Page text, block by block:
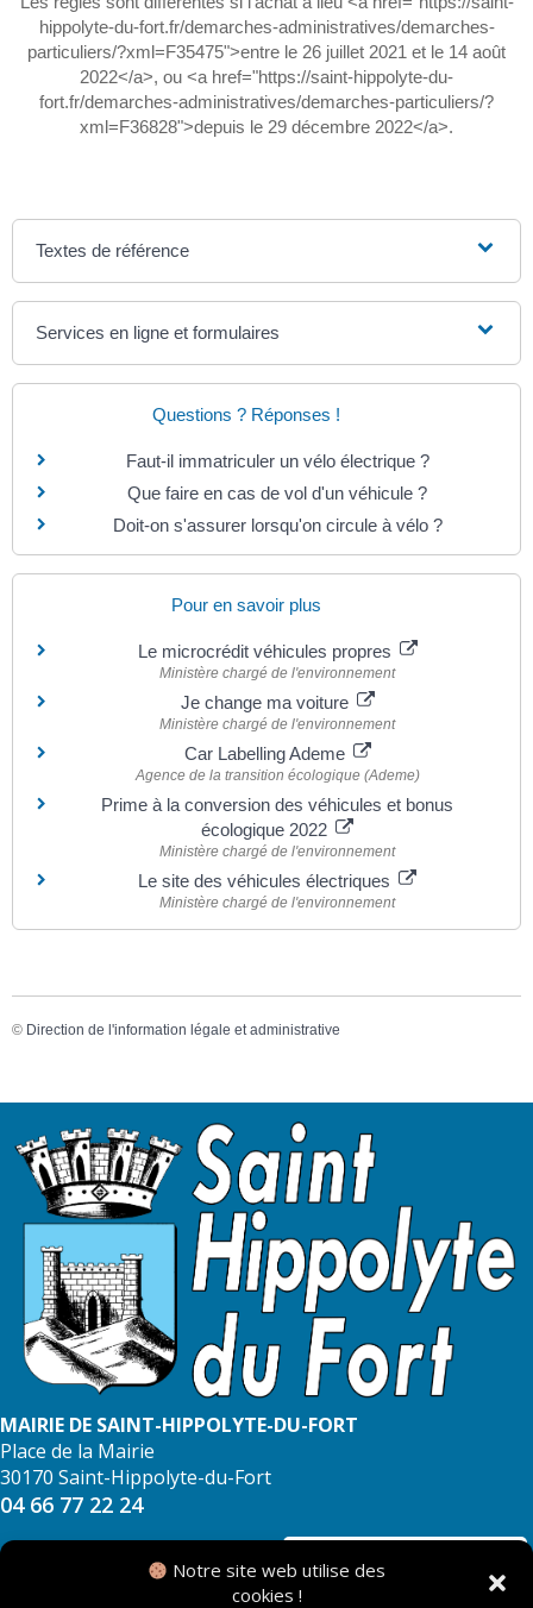
Notre site web utilise des
cookies !
hippolyte-du-fort.fr/demarches-administratives/demarches-
particuliers/?xml=F35475">entre le 26 juillet 2021 et le 14 août
2022</a>, ou <a href="https://saint-hippolyte-du-
fort.fr/demarches-administratives/demarches-particuliers/?
xml=F36828">depuis le 29 décembre 2022</a>.
Textes de référence
Services en ligne et formulaires
Questions ? Réponses !
Faut-il immatriculer un vélo électrique ?
Que faire en cas de vol d'un véhicule ?
Doit-on s'assurer lorsqu'on circule à vélo ?
Pour en savoir plus
Le microcrédit véhicules propres
Ministère chargé de l'environnement
Je change ma voiture
Ministère chargé de l'environnement
Car Labelling Ademe
Agence de la transition écologique (Ademe)
Prime à la conversion des véhicules et bonus
écologique 2022
Ministère chargé de l'environnement
Le site des véhicules électriques
Ministère chargé de l'environnement
© Direction de l'information légale et administrative
MAIRIE DE SAINT-HIPPOLYTE-DU-FORT
Place de la Mairie
30170 Saint-Hippolyte-du-Fort
04 66 77 22 24
NOUS CONTACTER